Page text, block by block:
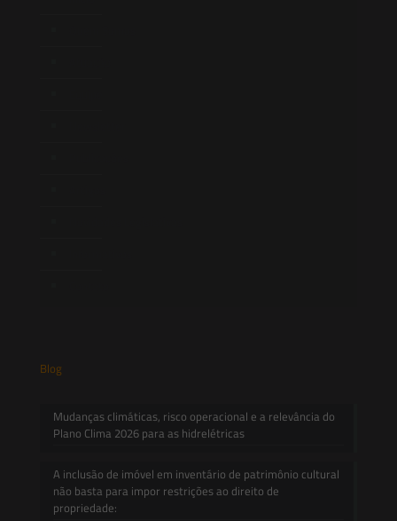
Blog
Mudanças climáticas, risco operacional e a relevância do
Plano Clima 2026 para as hidrelétricas
A inclusão de imóvel em inventário de patrimônio cultural
não basta para impor restrições ao direito de
propriedade: